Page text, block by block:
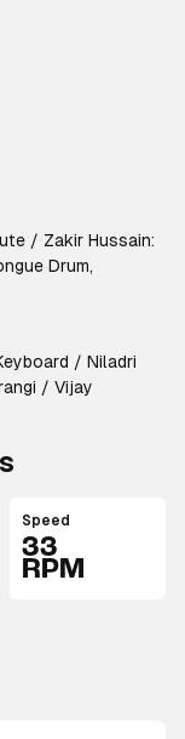
/ Zakir Hussain:
Drum,
/ Niladri
/ Vijay
Speed
33
RPM